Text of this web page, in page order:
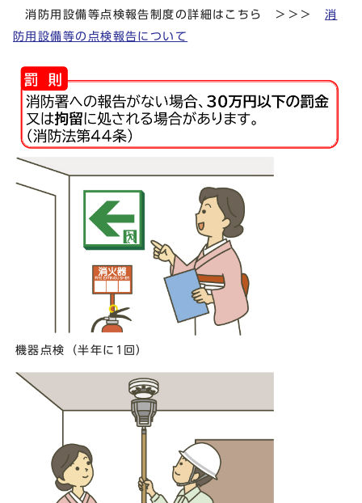
消防用設備等点検報告制度の詳細はこちら ＞＞＞消
防用設備等の点検報告について
機器点検（半年に1回）